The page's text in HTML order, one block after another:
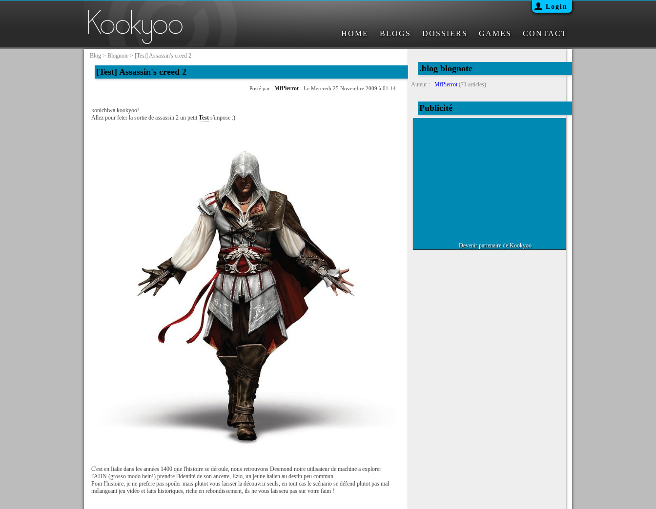
Login
HOME BLOGS DOSSIERS GAMES CONTACT
Blog > Blognote > [Test] Assassin's creed 2
[Test] Assassin's creed 2
Posté par : MfPierrot - Le Mercredi 25 Novembre 2009 à 01:14
konichiwa kookyoo!
Allez pour feter la sortie de assassin 2 un petit Test s'impose :)
C'est en Italie dans les années 1400 que l'histoire se déroule, nous retrouvons Desmond notre utilisateur de machine a explorer
l'ADN (grosso modo hein!) prendre l'identité de son ancetre, Ezio, un jeune italien au destin peu commun.
Pour l'histoire, je ne prefere pas spoiler mais plutot vous laisser la découvrir seuls, en tout cas le scénario se défend plutot pas mal
mélangeant jeu vidéo et faits historiques, riche en rebondissement, ils ne vous laissera pas sur votre faim !
.blog blognote
Auteur : MfPierrot(71 articles)
Publicité
Devenir partenaire de Kookyoo